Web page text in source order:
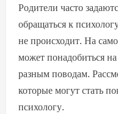
Родители часто
обращаться к
не происходит. На
может понадобиться
разным поводам.
которые могут стать
психологу.